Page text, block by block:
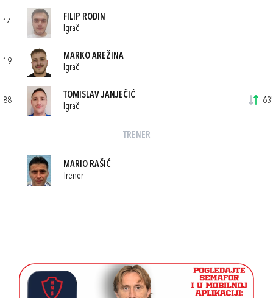
14
FILIP RODIN
Igrač
19
MARKO AREŽINA
Igrač
88
TOMISLAV JANJEČIĆ
Igrač
63'
TRENER
MARIO RAŠIĆ
Trener